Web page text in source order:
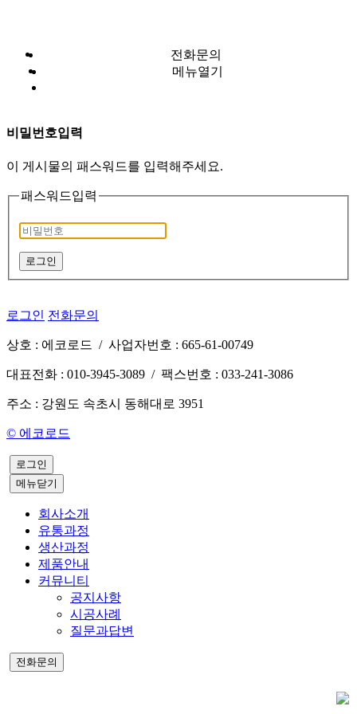
전화문의
메뉴열기
비밀번호입력
이 게시물의 패스워드를 입력해주세요.
패스워드입력
로그인
로그인 전화문의
상호 : 에코로드 / 사업자번호 : 665-61-00749
대표전화 : 010-3945-3089 / 팩스번호 : 033-241-3086
주소 : 강원도 속초시 동해대로 3951
© 에코로드
로그인
메뉴닫기
회사소개
유통과정
생산과정
제품안내
커뮤니티
공지사항
시공사례
질문과답변
전화문의